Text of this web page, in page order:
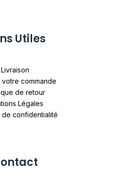
Utiles
Livraison
votre commande
de retour
Légales
de confidentialité